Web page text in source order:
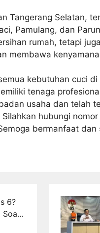
Tangerang Selatan,
Pamulang, dan
rumah, tetapi
membawa
kebutuhan cuci di
tenaga
usaha dan telah
hubungi nomor
bermanfaat
6?
Soal